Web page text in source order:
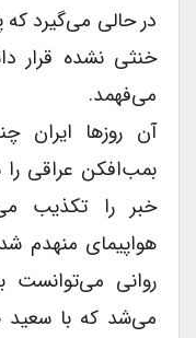
در حالى می‌گیرد
خنثى نشده قرار
می‌فهمد.
آن روزها ایران
بمب‌افکن عراقى را
خبر را تکذیب
هواپیماى منهدم
روانى می‌توانست
می‌شد که با